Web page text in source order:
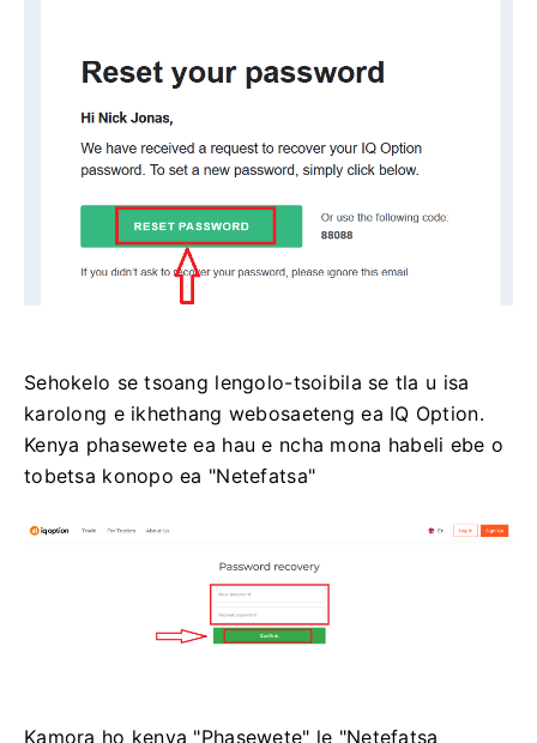
Sehokelo se tsoang lengolo-tsoibila se tla u isa
karolong e ikhethang webosaeteng ea IQ Option.
Kenya phasewete ea hau e ncha mona habeli ebe o
tobetsa konopo ea "Netefatsa"
Kamora ho kenya "Phasewete" le "Netefatsa